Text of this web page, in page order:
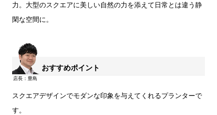
力。大型のスクエアに美しい自然の力を添えて日常とは違う静
閑な空間に。
おすすめポイント
スクエアデザインでモダンな印象を与えてくれるプランターで
す。